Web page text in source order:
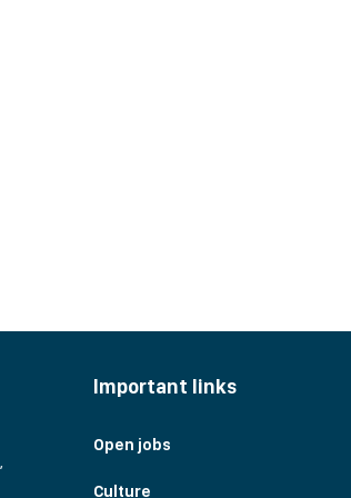
Important links
Open jobs
Culture